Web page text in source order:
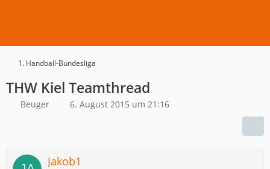
1. Handball-Bundesliga
THW Kiel Teamthread
Beuger 6. August 2015 um 21:16
Jakob1